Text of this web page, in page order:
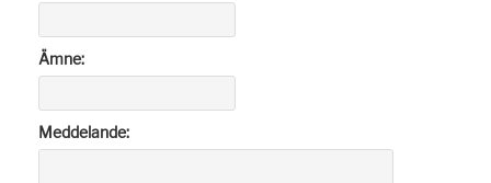
Ämne:
Meddelande: